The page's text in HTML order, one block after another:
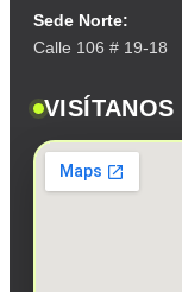
Sede Norte:
Calle 106 # 19-18
VISÍTANOS